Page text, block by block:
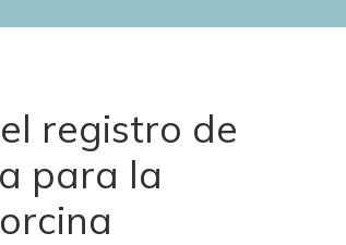
registro de
para la